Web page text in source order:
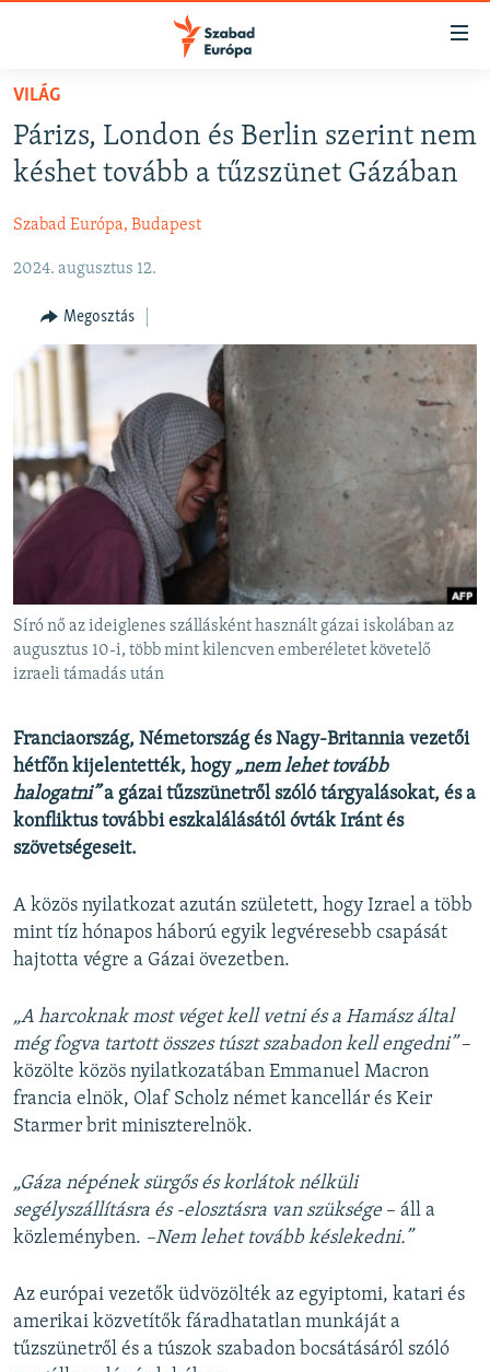
Akadálymentes
Ugrás
fő
oldalra
Ugrás
AKTUÁLIS
VIDEÓK
ELEMZŐ
NER15
SZABADON
DEMOKRÁCIA
A PÉNZ NYOMÁBAN
EURÓPAI UNIÓ
VILÁG
KLÍMAVÁLTOZÁS
A MÚLT TANULSÁGAI
Valamennyi RFE/RL weboldal
VILÁG
Párizs, London és Berlin szerint nem
késhet tovább a tűzszünet Gázában
Szabad Európa, Budapest
2024. augusztus 12.
Megosztás
Síró nő az ideiglenes szállásként használt gázai iskolában az
augusztus 10-i, több mint kilencven emberéletet követelő
izraeli támadás után
Franciaország, Németország és Nagy-Britannia vezetői
hétfőn kijelentették, hogy „nem lehet tovább
halogatni”a gázai tűzszünetről szóló tárgyalásokat, és a
konfliktus további eszkalálásától óvták Iránt és
szövetségeseit.
A közös nyilatkozat azután született, hogy Izrael a több
mint tíz hónapos háború egyik legvéresebb csapását
hajtotta végre a Gázai övezetben.
„A harcoknak most véget kell vetni és a Hamász által
még fogva tartott összes túszt szabadon kell engedni”–
közölte közös nyilatkozatában Emmanuel Macron
francia elnök, Olaf Scholz német kancellár és Keir
Starmer brit miniszterelnök.
„Gáza népének sürgős és korlátok nélküli
segélyszállításra és -elosztásra van szüksége – áll a
közleményben. –Nem lehet tovább késlekedni.”
Az európai vezetők üdvözölték az egyiptomi, katari és
amerikai közvetítők fáradhatatlan munkáját a
tűzszünetről és a túszok szabadon bocsátásáról szóló